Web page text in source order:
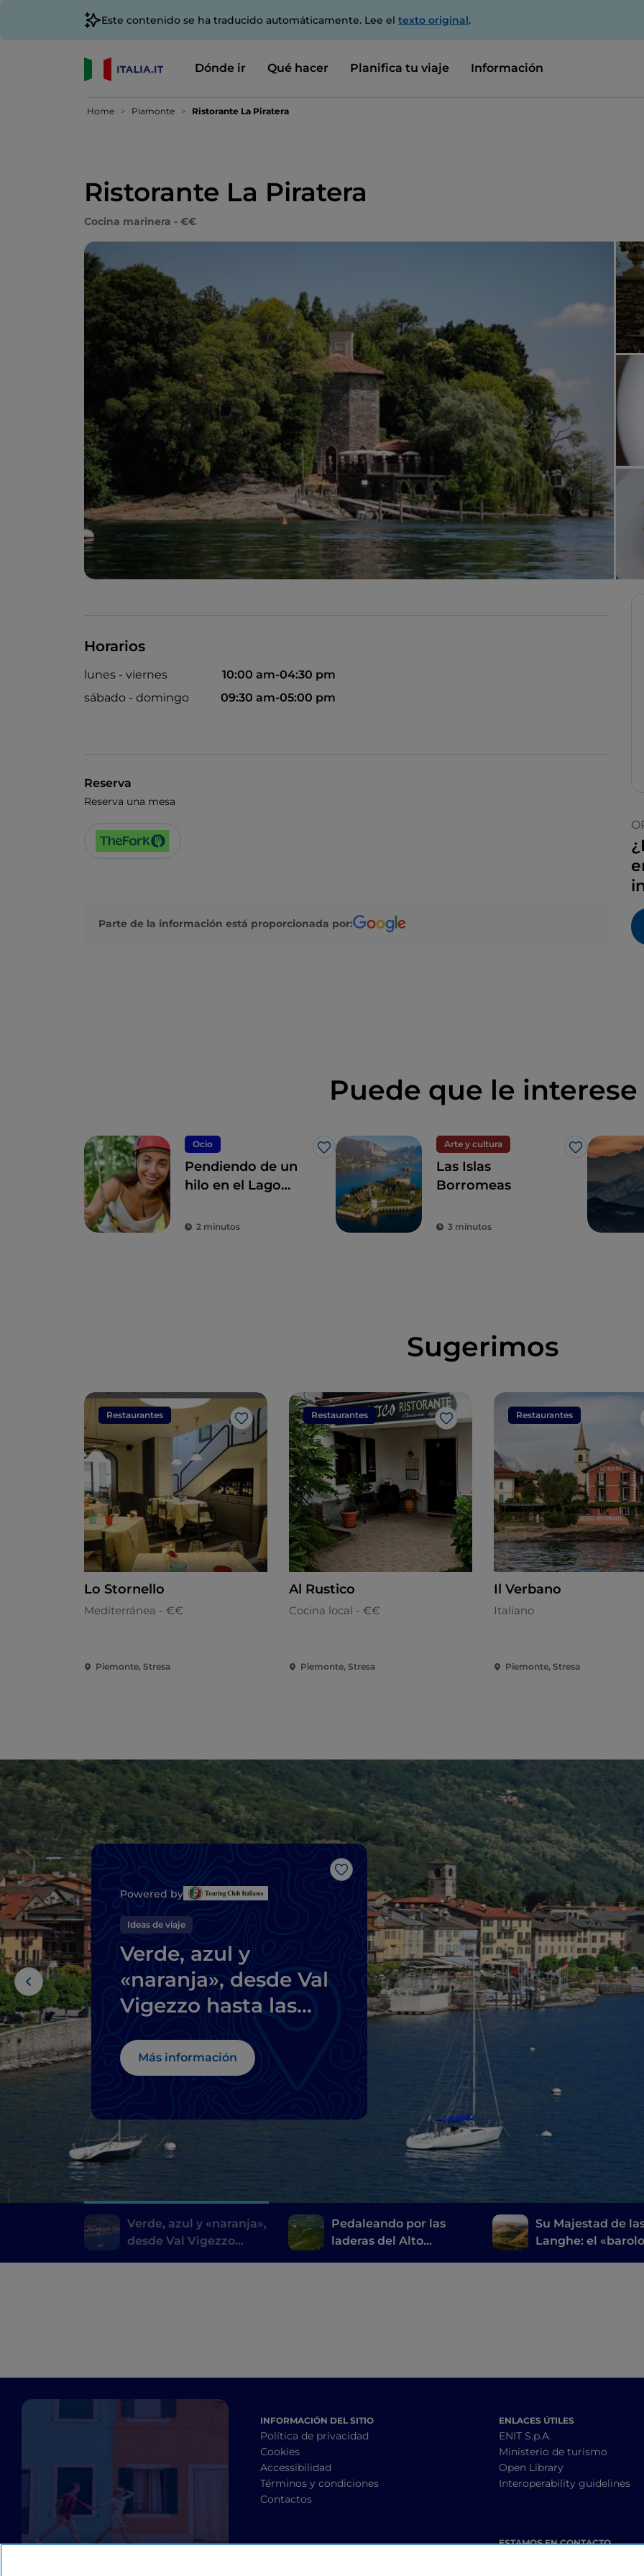
Este contenido se ha traducido automáticamente. Lee el texto original.
Dónde ir Qué hacer Planifica tu viaje Información
Home Piamonte Ristorante La Piratera
Ristorante La Piratera
Cocina marinera - €€
Horarios
lunes - viernes
10:00 am-04:30 pm
sábado - domingo
09:30 am-05:00 pm
Reserva
Reserva una mesa
Parte de la información está proporcionada por:
Puede que le interese
Ocio
Me gusta
Pendiendo de un
hilo en el Lago
Piemonte
2 minutos
Arte y cultura
Me gusta
Las Islas
Borromeas
3 minutos
Sugerimos
Restaurantes
Me gusta
Lo Stornello
Mediterránea - €€
Piemonte, Stresa
Restaurantes
Me gusta
Al Rustico
Cocina local - €€
Piemonte, Stresa
Restaurantes
Il Verbano
Italiano
Piemonte, Stresa
Me gusta
Powered by
Ideas de viaje
Verde, azul y
«naranja», desde Val
Vigezzo hasta las
Mayor
Más información
Verde, azul y «naranja»,
desde Val Vigezzo
Pedaleando por las
laderas del Alto
Su Majestad de
Langhe: el
INFORMACIÓN DEL SITIO
Política de privacidad
Cookies
Accessibilidad
Términos y condiciones
Contactos
ENLACES ÚTILES
ENIT S.p.A.
Ministerio de turismo
Open Library
Interoperability guidelines
ESTAMOS EN CONTACTO